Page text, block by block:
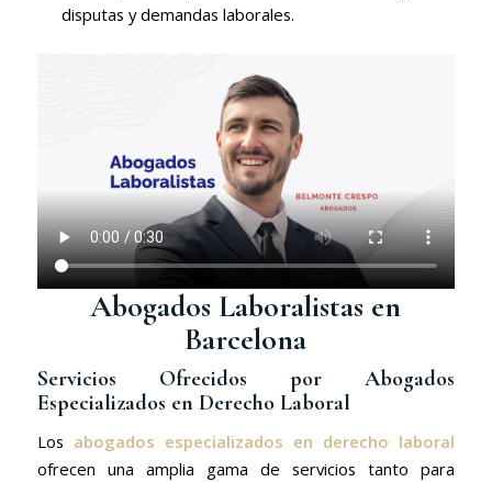
disputas y demandas laborales.
Abogados Laboralistas en
Barcelona
Servicios Ofrecidos por Abogados
Especializados en Derecho Laboral
Los abogados especializados en derecho laboral
ofrecen una amplia gama de servicios tanto para